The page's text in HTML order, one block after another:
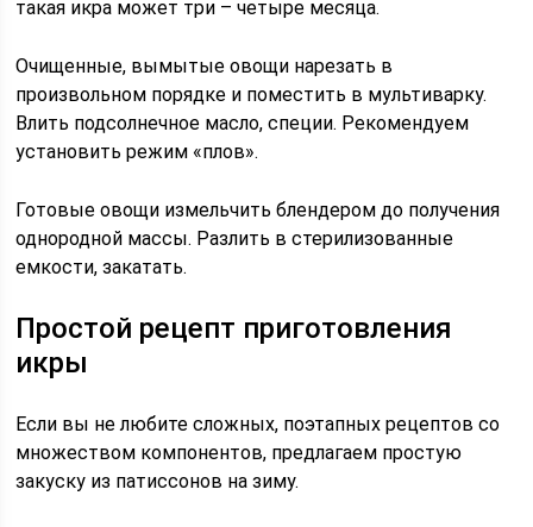
такая икра может три – четыре месяца.
Очищенные, вымытые овощи нарезать в
произвольном порядке и поместить в мультиварку.
Влить подсолнечное масло, специи. Рекомендуем
установить режим «плов».
Готовые овощи измельчить блендером до получения
однородной массы. Разлить в стерилизованные
емкости, закатать.
Простой рецепт приготовления
икры
Если вы не любите сложных, поэтапных рецептов со
множеством компонентов, предлагаем простую
закуску из патиссонов на зиму.